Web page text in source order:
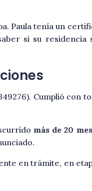
Paula tenía un
si su residencia
Cumplió con
más de 20
en trámite, en